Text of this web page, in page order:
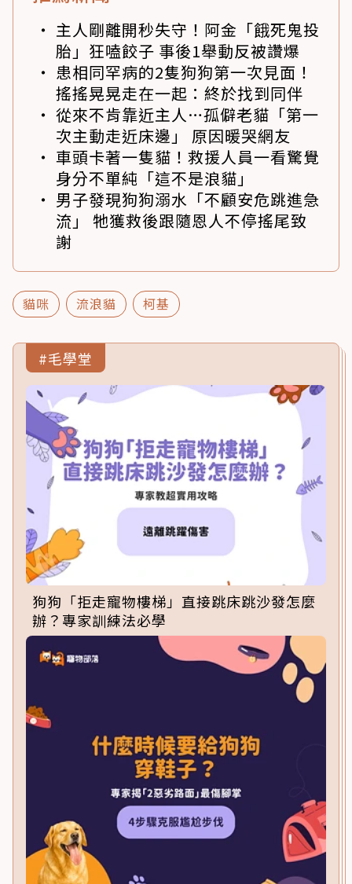
主人剛離開秒失守！阿金「餓死鬼投
胎」狂嗑餃子 事後1舉動反被讚爆
患相同罕病的2隻狗狗第一次見面！
搖搖晃晃走在一起：終於找到同伴
從來不肯靠近主人…孤僻老貓「第一
次主動走近床邊」 原因暖哭網友
車頭卡著一隻貓！救援人員一看驚覺
身分不單純「這不是浪貓」
男子發現狗狗溺水「不顧安危跳進急
流」 牠獲救後跟隨恩人不停搖尾致
謝
貓咪 流浪貓 柯基
#毛學堂
狗狗「拒走寵物樓梯」直接跳床跳沙發怎麼
辦？專家訓練法必學